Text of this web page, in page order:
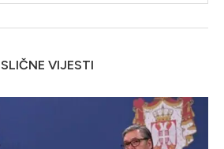
SLIČNE VIJESTI